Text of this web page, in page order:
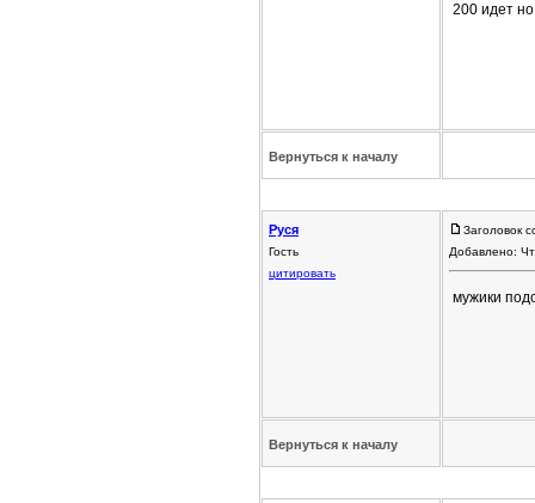
200 идет
Вернуться к началу
Руся
Гость
цитировать
Заголовок
Добавлено:
мужики
Вернуться к началу